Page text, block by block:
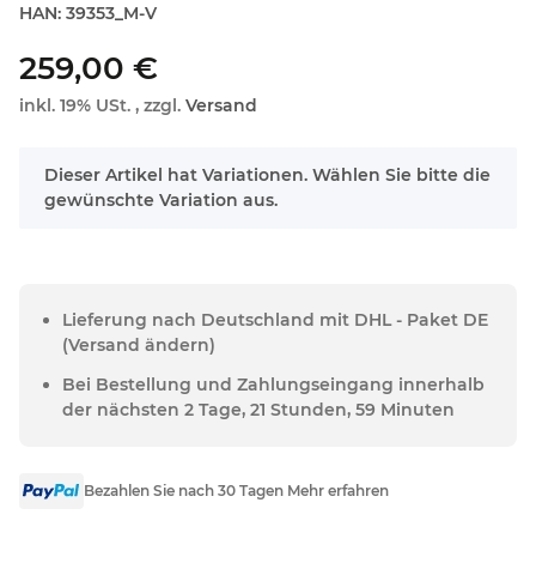
HAN: 39353_M-V
259,00 €
inkl. 19% USt. , zzgl. Versand
x
Dieser Artikel hat Variationen. Wählen Sie bitte die
gewünschte Variation aus.
Lieferung nach Deutschland mit DHL - Paket DE
(Versand ändern)
Bei Bestellung und Zahlungseingang innerhalb
der nächsten 2 Tage, 21 Stunden, 59 Minuten
Bezahlen Sie nach 30 Tagen Mehr erfahren